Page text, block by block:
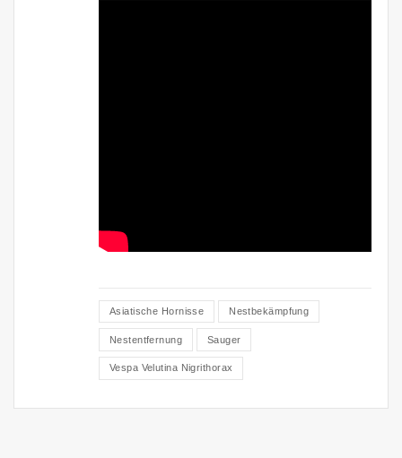
Asiatische Hornisse Nestbekämpfung
Nestentfernung Sauger
Vespa Velutina Nigrithorax